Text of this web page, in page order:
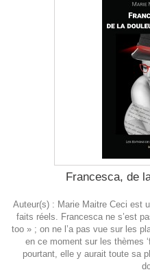
Francesca, de
Auteur(s) : Marie Maitre Ceci est
faits réels. Francesca ne s’est
too » ; on ne l’a pas vue sur les
en ce moment sur les thèmes
pourtant, elle y aurait toute sa